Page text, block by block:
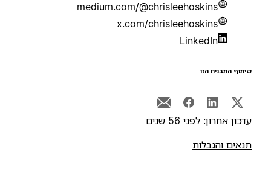
medium.com/@chrisleehoskins
x.com/chrisleehoskins
LinkedIn
התבנית הזו
אחרון: לפני 56 שנים
והגבלות